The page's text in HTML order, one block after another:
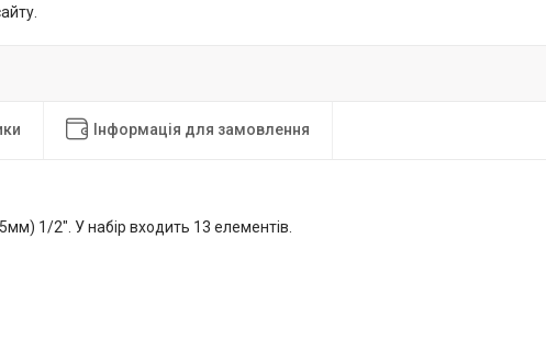
Інформація для замовлення
1/2". У набір входить 13 елементів.